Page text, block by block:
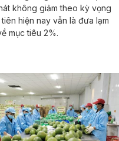
không giảm theo kỳ vọng
hiện nay vẫn là đưa lạm
mục tiêu 2%.